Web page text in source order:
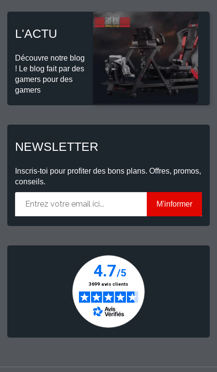
L'ACTU
Découvre notre blog
! Le blog fait par des
gamers pour des
gamers
NEWSLETTER
Inscris-toi pour profiter des bons plans. Offres, promos,
conseils.
M'informer